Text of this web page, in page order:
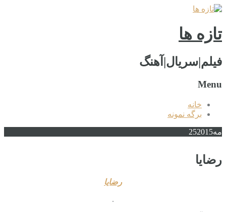
تازه ها
فیلم|سریال|آهنگ
Menu
خانه
برگه نمونه
مه 252015
رضایا
رضایا
.